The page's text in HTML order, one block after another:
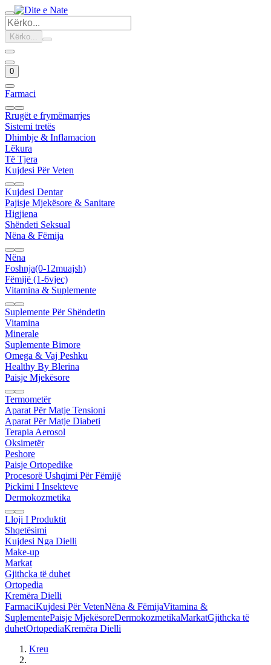
Kërko...
0
Farmaci
Rrugët e frymëmarrjes
Sistemi tretës
Dhimbje & Inflamacion
Lëkura
Të Tjera
Kujdesi Për Veten
Kujdesi Dentar
Pajisje Mjekësore & Sanitare
Higjiena
Shëndeti Seksual
Nëna & Fëmija
Nëna
Foshnja(0-12muajsh)
Fëmijë (1-6vjec)
Vitamina & Suplemente
Suplemente Për Shëndetin
Vitamina
Minerale
Suplemente Bimore
Omega & Vaj Peshku
Healthy By Blerina
Paisje Mjekësore
Termometër
Aparat Për Matje Tensioni
Aparat Për Matje Diabeti
Terapia Aerosol
Oksimetër
Peshore
Paisje Ortopedike
Procesorë Ushqimi Për Fëmijë
Pickimi I Insekteve
Dermokozmetika
Lloji I Produktit
Shqetësimi
Kujdesi Nga Dielli
Make-up
Markat
Gjithcka të duhet
Ortopedia
Kremëra Dielli
FarmaciKujdesi Për VetenNëna & FëmijaVitamina &
SuplementePaisje MjekësoreDermokozmetikaMarkatGjithcka të
duhetOrtopediaKremëra Dielli
Kreu